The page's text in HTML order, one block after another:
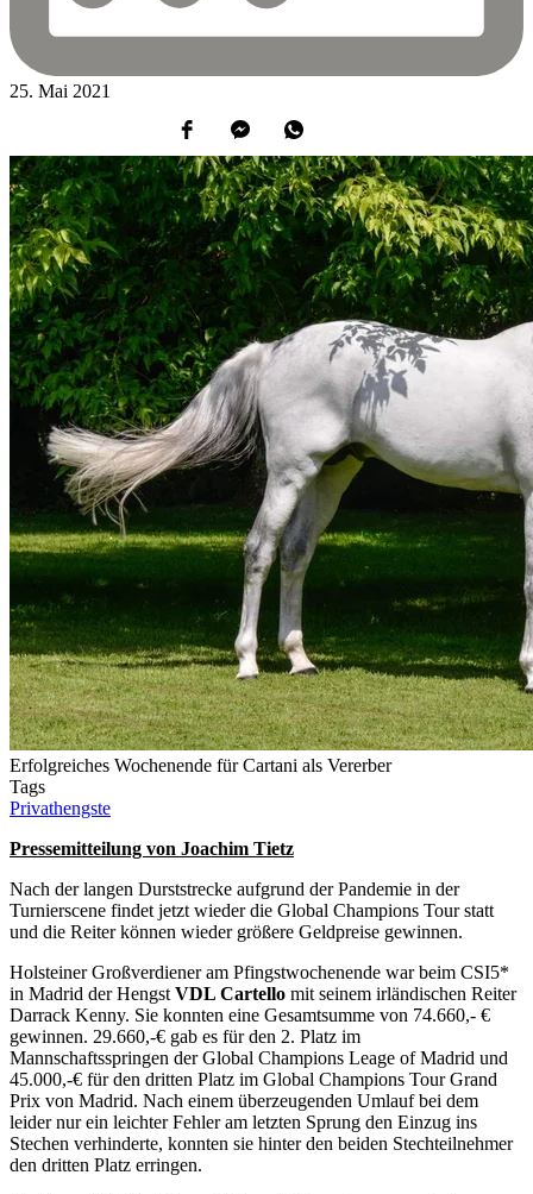
25. Mai 2021
Erfolgreiches Wochenende für Cartani als Vererber
Tags
Privathengste
Pressemitteilung von Joachim Tietz
Nach der langen Durststrecke aufgrund der Pandemie in der
Turnierscene findet jetzt wieder die Global Champions Tour statt
und die Reiter können wieder größere Geldpreise gewinnen.
Holsteiner Großverdiener am Pfingstwochenende war beim CSI5*
in Madrid der Hengst VDL Cartello mit seinem irländischen Reiter
Darrack Kenny. Sie konnten eine Gesamtsumme von 74.660,- €
gewinnen. 29.660,-€ gab es für den 2. Platz im
Mannschaftsspringen der Global Champions Leage of Madrid und
45.000,-€ für den dritten Platz im Global Champions Tour Grand
Prix von Madrid. Nach einem überzeugenden Umlauf bei dem
leider nur ein leichter Fehler am letzten Sprung den Einzug ins
Stechen verhinderte, konnten sie hinter den beiden Stechteilnehmer
den dritten Platz erringen.